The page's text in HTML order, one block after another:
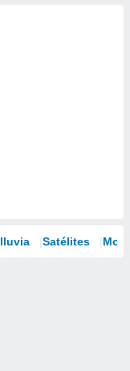
Satélites